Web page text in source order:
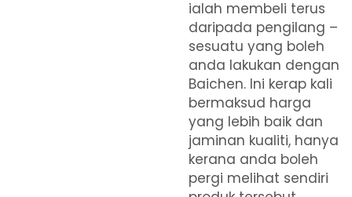
ialah membeli terus
daripada pengilang –
sesuatu yang boleh
anda lakukan dengan
Baichen. Ini kerap kali
bermaksud harga
yang lebih baik dan
jaminan kualiti, hanya
kerana anda boleh
pergi melihat sendiri